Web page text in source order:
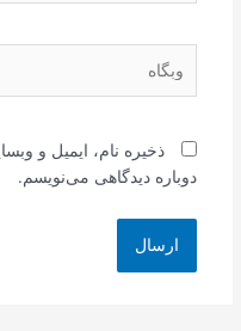
ذخیره نام، ایمیل و
دوباره دیدگاهی می‌نویسم.